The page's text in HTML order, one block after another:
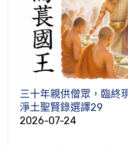
三十年親供僧眾，臨終
淨土聖賢錄選譯29
2026-07-24